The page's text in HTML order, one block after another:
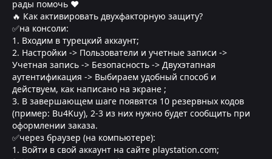
рады помочь ❤
🔥 Как активировать двухфакторную защиту?
✅на консоли:
1. Входим в турецкий аккаунт;
2. Настройки -> Пользователи и учетные записи ->
Учетная запись -> Безопасность -> Двухэтапная
аутентификация -> Выбираем удобный способ и
действуем, как написано на экране ;
3. В завершающем шаге появятся 10 резервных кодов
(пример: Bu4Kuy), 2-3 из них нужно будет сообщить при
оформлении заказа.
✅через браузер (на компьютере):
1. Войти в свой аккаунт на сайте playstation.com;